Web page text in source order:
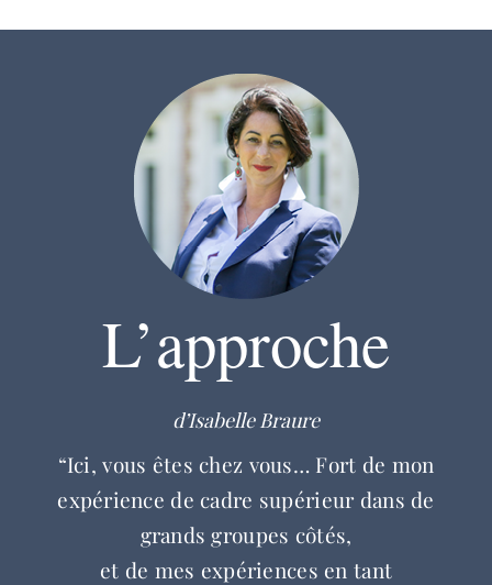
L’approche
d’Isabelle Braure
“Ici, vous êtes chez vous… Fort de mon
expérience de cadre supérieur dans de
grands groupes côtés,
et de mes expériences en tant